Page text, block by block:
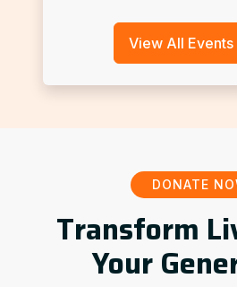
View All Events
DONATE
Transform
Your